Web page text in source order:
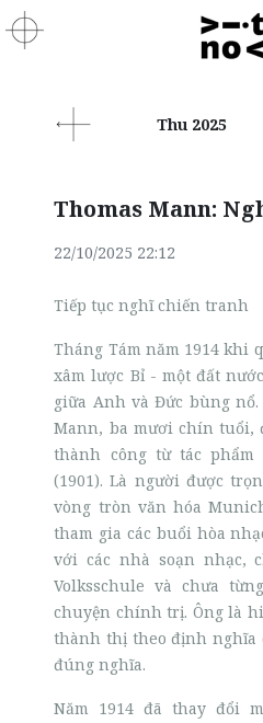
Thu 2025
Thomas Mann:
22/10/2025 22:12
Tiếp tục nghĩ chiến tranh
Tháng Tám năm 1914 khi
xâm lược Bỉ - một đất
giữa Anh và Đức bùng
Mann, ba mươi chín tuổi,
thành công từ tác phẩm
(1901). Là người được
vòng tròn văn hóa
tham gia các buổi hòa
với các nhà soạn nhạc,
Volksschule và chưa
chuyện chính trị. Ông là
thành thị theo định nghĩa
đúng nghĩa.
Năm 1914 đã thay đổi